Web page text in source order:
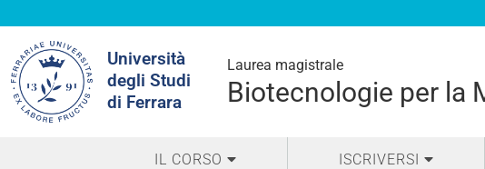
Università
degli Studi
di Ferrara
Laurea magistrale
Biotecnologie per la
nel
sito
IL CORSO ISCRIVERSI